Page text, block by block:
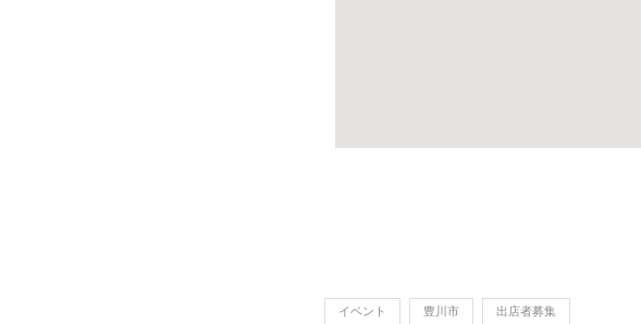
イベント 豊川市 出店者募集